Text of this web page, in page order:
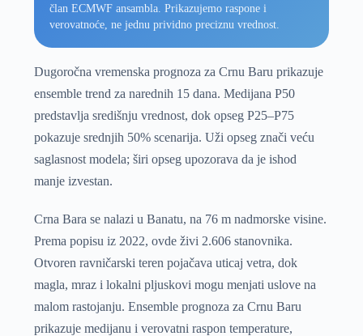
član ECMWF ansambla. Prikazujemo raspone i
verovatnoće, ne jednu prividno preciznu vrednost.
Dugoročna vremenska prognoza za Crnu Baru prikazuje
ensemble trend za narednih 15 dana. Medijana P50
predstavlja središnju vrednost, dok opseg P25–P75
pokazuje srednjih 50% scenarija. Uži opseg znači veću
saglasnost modela; širi opseg upozorava da je ishod
manje izvestan.
Crna Bara se nalazi u Banatu, na 76 m nadmorske visine.
Prema popisu iz 2022, ovde živi 2.606 stanovnika.
Otvoren ravničarski teren pojačava uticaj vetra, dok
magla, mraz i lokalni pljuskovi mogu menjati uslove na
malom rastojanju. Ensemble prognoza za Crnu Baru
prikazuje medijanu i verovatni raspon temperature,